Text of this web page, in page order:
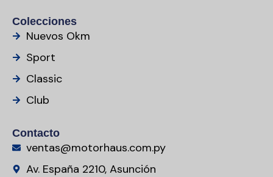
Colecciones
Nuevos Okm
Sport
Classic
Club
Contacto
ventas@motorhaus.com.py
Av. España 2210, Asunción